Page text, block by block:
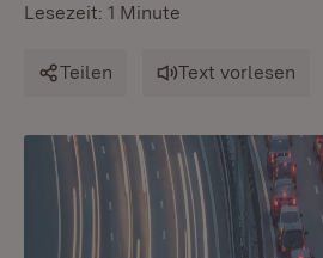
Lesezeit: 1 Minute
Teilen Text vorlesen